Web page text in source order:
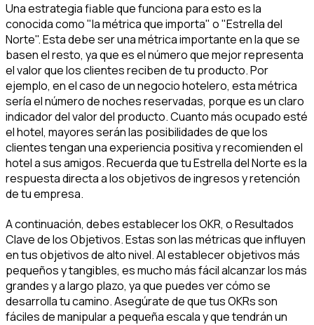
Una estrategia fiable que funciona para esto es la
conocida como "la métrica que importa" o "Estrella del
Norte". Esta debe ser una métrica importante en la que se
basen el resto, ya que es el número que mejor representa
el valor que los clientes reciben de tu producto. Por
ejemplo, en el caso de un negocio hotelero, esta métrica
sería el número de noches reservadas, porque es un claro
indicador del valor del producto. Cuanto más ocupado esté
el hotel, mayores serán las posibilidades de que los
clientes tengan una experiencia positiva y recomienden el
hotel a sus amigos. Recuerda que tu Estrella del Norte es la
respuesta directa a los objetivos de ingresos y retención
de tu empresa.
A continuación, debes establecer los OKR, o Resultados
Clave de los Objetivos. Estas son las métricas que influyen
en tus objetivos de alto nivel. Al establecer objetivos más
pequeños y tangibles, es mucho más fácil alcanzar los más
grandes y a largo plazo, ya que puedes ver cómo se
desarrolla tu camino. Asegúrate de que tus OKRs son
fáciles de manipular a pequeña escala y que tendrán un